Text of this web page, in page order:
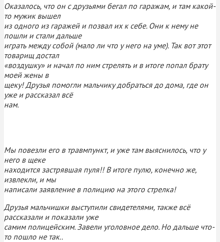
Оказалось, что он с друзьями бегал по гаражам, и там какой-
то мужик вышел
из одного из гаражей и позвал их к себе. Они к нему не
пошли и стали дальше
играть между собой (мало ли что у него на уме). Так вот этот
товарищ достал
«воздушку» и начал по ним стрелять и в итоге попал брату
моей жены в
щеку! Друзья помогли мальчику добраться до дома, где он
уже и рассказал всё
нам.
Мы повезли его в травмпункт, и уже там выяснилось, что у
него в щеке
находится застрявшая пуля!! В итоге пулю, конечно же,
извлекли, и мы
написали заявление в полицию на этого стрелка!
Друзья мальчишки выступили свидетелями, также всё
рассказали и показали уже
самим полицейским. Завели уголовное дело. Но дальше что-
то пошло не так..